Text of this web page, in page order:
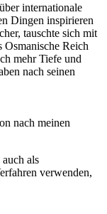
internationale
Dingen inspirieren
tauschte sich mit
Reich
mehr Tiefe und
nach seinen
nach meinen
als
verwenden,